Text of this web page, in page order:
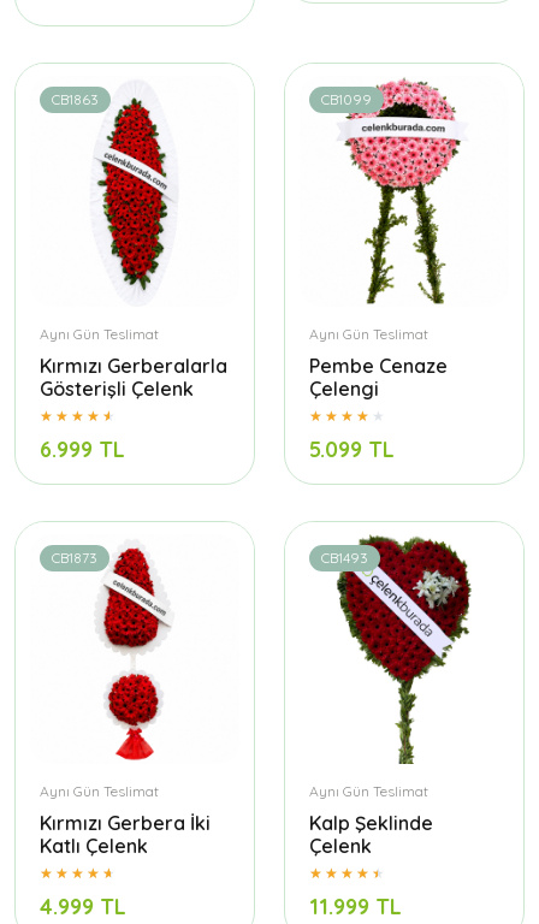
CB1863
Aynı Gün Teslimat
Kırmızı Gerberalarla
Gösterişli Çelenk
6.999 TL
CB1099
Aynı Gün Teslimat
Pembe Cenaze
Çelengi
5.099 TL
CB1873
Aynı Gün Teslimat
Kırmızı Gerbera İki
Katlı Çelenk
4.999 TL
CB1493
Aynı Gün Teslimat
Kalp Şeklinde
Çelenk
11.999 TL